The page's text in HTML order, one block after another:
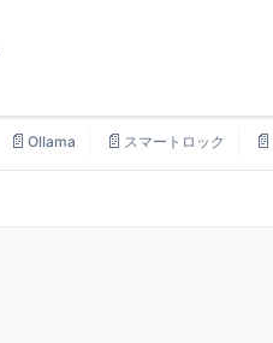
📄 Ollama 📄 スマートロック 📄